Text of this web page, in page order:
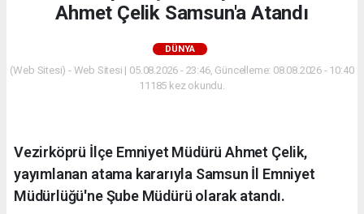
Ahmet Çelik Samsun'a Atandı
DÜNYA
(Web Sitesi) - Web Sitesi | 05.08.2026 - 23:46, Güncelleme: 08.08.2026 - 10:40
11185 kez okundu.
Vezirköprü İlçe Emniyet Müdürü Ahmet Çelik,
yayımlanan atama kararıyla Samsun İl Emniyet
Müdürlüğü'ne Şube Müdürü olarak atandı.